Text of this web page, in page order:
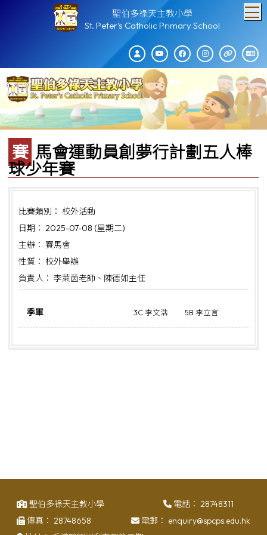
聖伯多祿天主教小學
St. Peter's Catholic Primary School
賽馬會運動員創夢行計劃五人棒
球少年賽
比賽類別： 校外活動
日期： 2025-07-08 (星期二)
主辦： 賽馬會
性質： 校外舉辦
負責人： 李萊茵老師、陳德如主任
季軍 3C 李文浩 5B 李立言
聖伯多祿天主教小學 電話： 28748311
傳真： 28748658 電郵： enquiry@spcps.edu.hk